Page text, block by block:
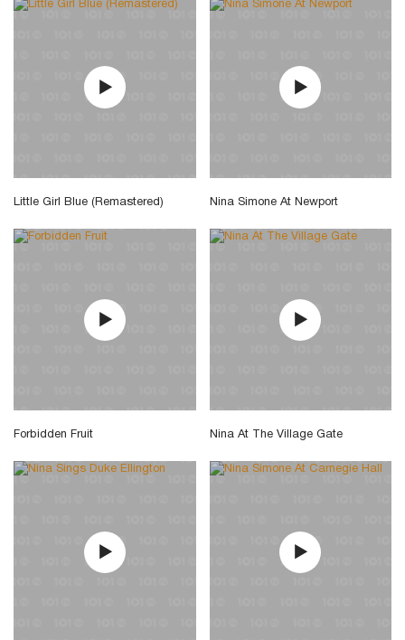
Little Girl Blue (Remastered) Nina Simone At Newport
Forbidden Fruit Nina At The Village Gate